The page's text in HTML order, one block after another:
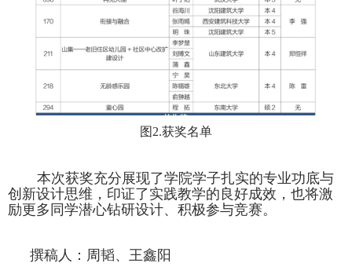
图2.获奖名单
本次获奖充分展现了学院学子扎实的专业功底与
创新设计思维，印证了实践教学的良好成效，也将激
励更多同学潜心钻研设计、积极参与竞赛。
撰稿人：周韬、王鑫阳